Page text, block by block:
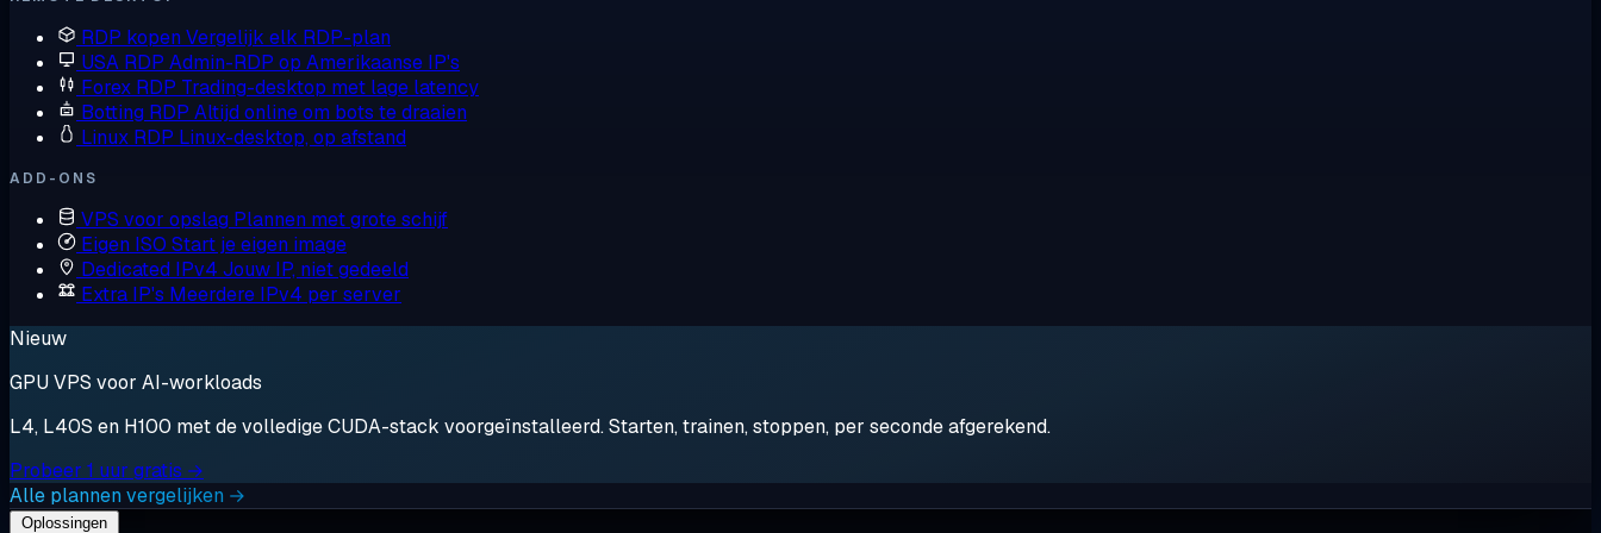
RDP kopen Vergelijk elk RDP-plan
USA RDP Admin-RDP op Amerikaanse IP's
Forex RDP Trading-desktop met lage latency
Botting RDP Altijd online om bots te draaien
Linux RDP Linux-desktop, op afstand
ADD-ONS
VPS voor opslag Plannen met grote schijf
Eigen ISO Start je eigen image
Dedicated IPv4 Jouw IP, niet gedeeld
Extra IP's Meerdere IPv4 per server
Nieuw
GPU VPS voor AI-workloads
L4, L40S en H100 met de volledige CUDA-stack voorgeïnstalleerd. Starten, trainen, stoppen, per seconde afgerekend.
Probeer 1 uur gratis →
Alle plannen vergelijken →